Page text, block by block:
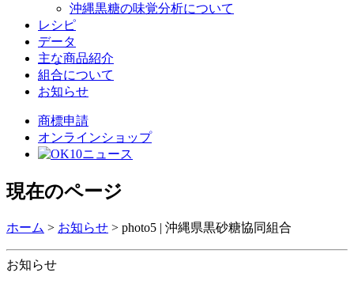
沖縄黒糖の味覚分析について
レシピ
データ
主な商品紹介
組合について
お知らせ
商標申請
オンラインショップ
現在のページ
ホーム > お知らせ > photo5 | 沖縄県黒砂糖協同組合
お知らせ